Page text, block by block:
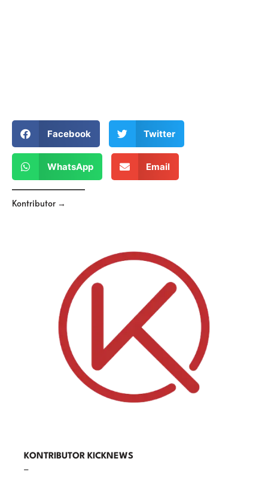
Facebook Twitter
WhatsApp Email
Kontributor →
KONTRIBUTOR KICKNEWS
–